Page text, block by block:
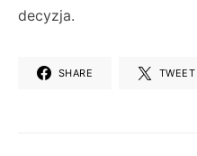
decyzja.
SHARE TWEET